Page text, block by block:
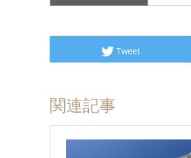
Tweet
関連記事